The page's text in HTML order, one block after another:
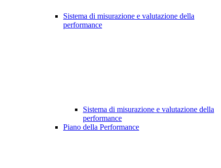
Sistema di misurazione e valutazione della
performance
Sistema di misurazione e valutazione della
performance
Piano della Performance